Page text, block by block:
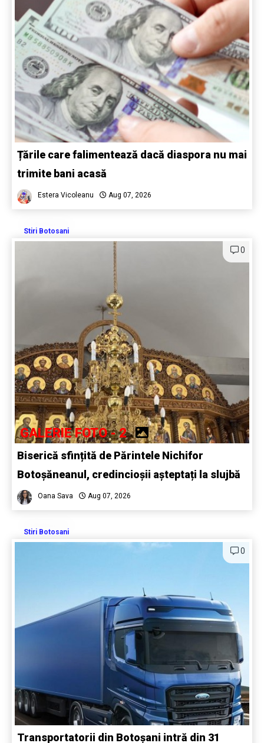
Țările care falimentează dacă diaspora nu mai
trimite bani acasă
Estera Vicoleanu Aug 07, 2026
Stiri Botosani
0
GALERIE FOTO - 2
Biserică sfințită de Părintele Nichifor
Botoșăneanul, credincioșii așteptați la slujbă
Oana Sava Aug 07, 2026
Stiri Botosani
0
Transportatorii din Botoșani intră din 31